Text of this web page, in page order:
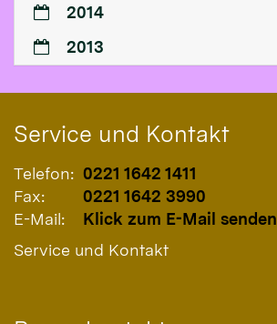
2014
2013
Service und Kontakt
Telefon: 0221 1642 1411
Fax:
0221 1642 3990
E-Mail:
Klick zum E-Mail senden
Service und Kontakt